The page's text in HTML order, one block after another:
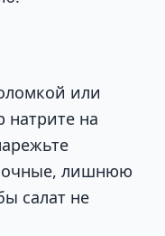
или
на
лишнюю
салат не